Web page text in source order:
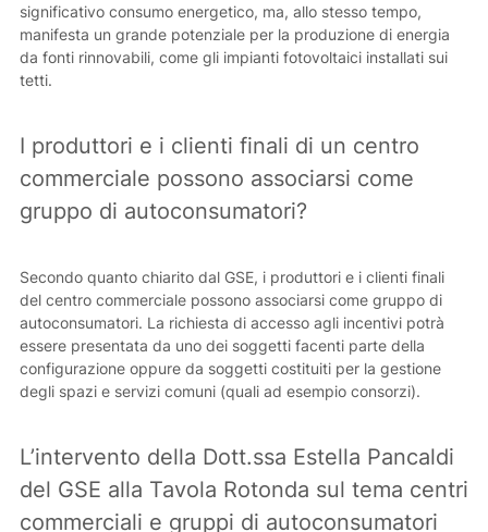
significativo consumo energetico, ma, allo stesso tempo,
manifesta un grande potenziale per la produzione di energia
da fonti rinnovabili, come gli impianti fotovoltaici installati sui
tetti.
I produttori e i clienti finali di un centro
commerciale possono associarsi come
gruppo di autoconsumatori?
Secondo quanto chiarito dal GSE, i produttori e i clienti finali
del centro commerciale possono associarsi come gruppo di
autoconsumatori. La richiesta di accesso agli incentivi potrà
essere presentata da uno dei soggetti facenti parte della
configurazione oppure da soggetti costituiti per la gestione
degli spazi e servizi comuni (quali ad esempio consorzi).
L’intervento della Dott.ssa Estella Pancaldi
del GSE alla Tavola Rotonda sul tema centri
commerciali e gruppi di autoconsumatori